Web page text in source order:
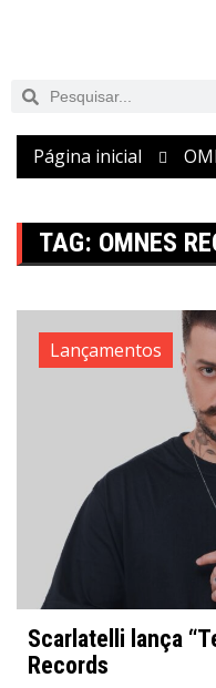
Página inicial
TAG: OMNES
Lançamentos
Scarlatelli lança
Records